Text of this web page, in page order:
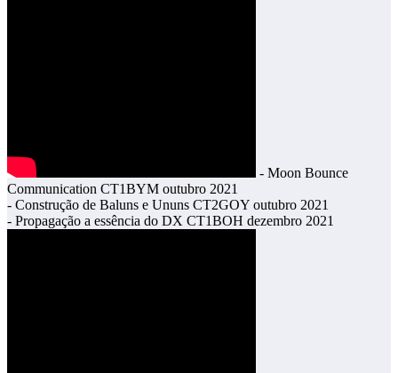
- Moon Bounce
Communication CT1BYM outubro 2021
- Construção de Baluns e Ununs CT2GOY outubro 2021
- Propagação a essência do DX CT1BOH dezembro 2021